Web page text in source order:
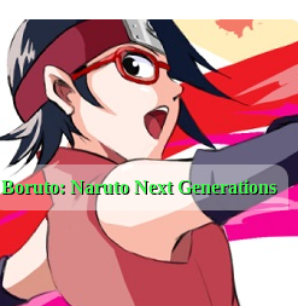
Boruto: Naruto Next Generations